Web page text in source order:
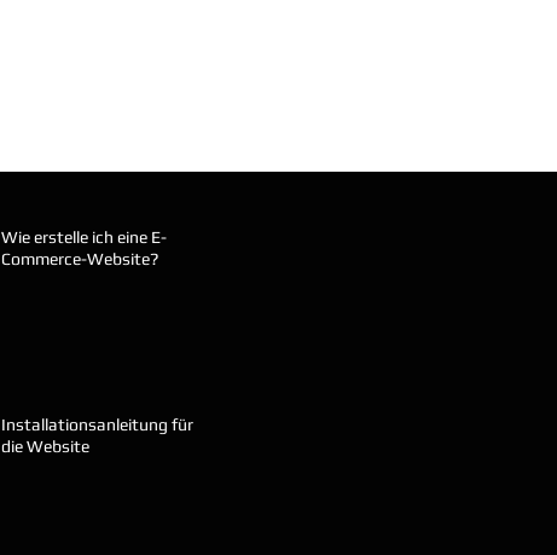
Wie erstelle ich eine E-
Commerce-Website?
Installationsanleitung für
die Website